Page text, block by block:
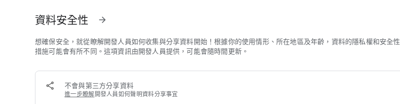
• 一鍵開啟自動繳費
※ 支援台北、新北、台中、台南、高雄、基隆、新竹縣市、彰化、苗栗、花蓮、台東... 等全台 15 縣市。
※ 註：桃園市僅提供查詢、掃碼繳費
◎ 停車場自動付款、免持卡免繳費機:oncoming_automobile:
• 車牌辨識進場免取票
• App 查看時數及預估費用
• 免排繳費機出場即扣款
資料安全性 arrow_forward
想確保安全，就從瞭解開發人員如何收集與分享資料開始！根據你的使用情形、所在地區及年齡，資料的隱私權和安全性
措施可能會有所不同。這項資訊由開發人員提供，可能會隨時間更新。
不會與第三方分享資料
進一步瞭解 開發人員如何聲明資料分享事宜